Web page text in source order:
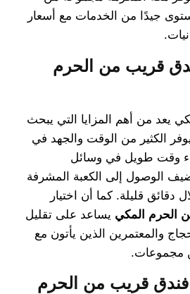
جيدًا من الخدمات مع أسعار
قريب من الحرم
يعد من أهم المزايا التي يبحث
يوفر الكثير من الوقت والجهد في
وقت طويل في وسائل
الوصول إلى الكعبة المشرفة
دقائق قليلة. كما أن اختيار
الحرم المكي يساعد على تقليل
والمعتمرين الذين يأتون مع
مجموعات.
قريب من الحرم